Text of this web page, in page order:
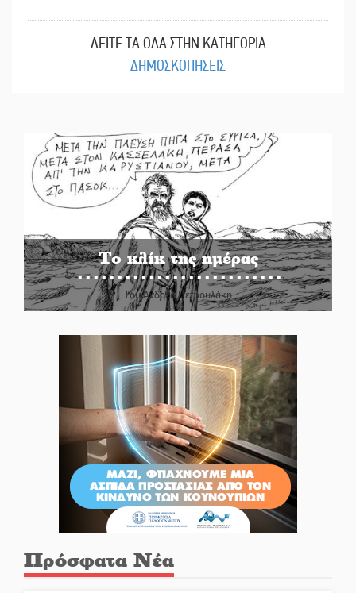
ΔΕΙΤΕ ΤΑ ΟΛΑ ΣΤΗΝ ΚΑΤΗΓΟΡΙΑ
ΔΗΜΟΣΚΟΠΗΣΕΙΣ
Το κλίκ της ημέρας
Του Ανδρέα Πετρουλάκη
Πρόσφατα Νέα